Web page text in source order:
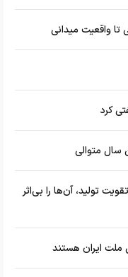
واقعیت میدانی
کرد
تولید، آن‌ها را بی‌اثر
ملت ایران هستند